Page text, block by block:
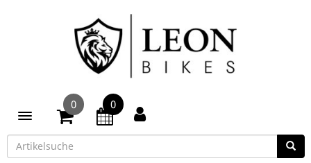
Toggle navigation
0 0